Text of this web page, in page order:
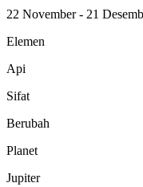
22 November - 21
Elemen
Api
Sifat
Berubah
Planet
Jupiter